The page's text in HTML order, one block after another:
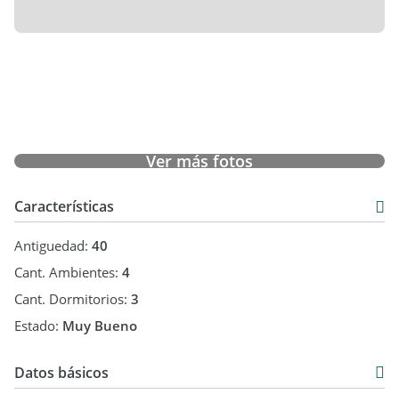
Ver más fotos
Características
Antiguedad: 40
Cant. Ambientes: 4
Cant. Dormitorios: 3
Estado: Muy Bueno
Datos básicos